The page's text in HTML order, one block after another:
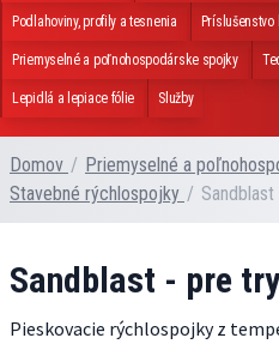
Podlahoviny, profily a tesnenia
Priemyselné a poľnohospodárske spojky
Lepidlá a lepiace fólie Služby
Domov / Priemyselné a
Stavebné rýchlospojky /
Sandblast - pre
Pieskovacie rýchlospojky z